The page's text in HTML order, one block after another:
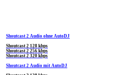
Shoutcast 2 Audio ohne AutoDJ
Shoutcast 2 128 kbps
Shoutcast 2 256 kbps
Shoutcast 2 320 kbps
Shoutcast 2 Audio mit AutoDJ